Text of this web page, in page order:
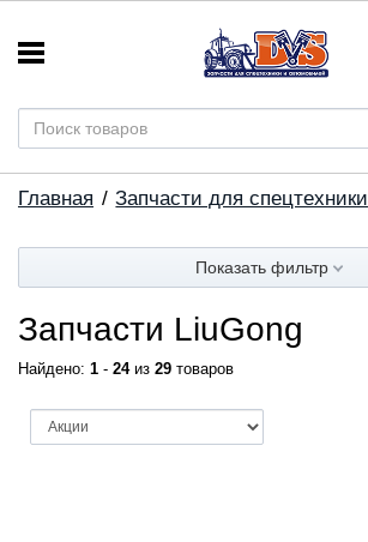
Главная Запчасти для спецтехники
Показать фильтр
Запчасти LiuGong
Найдено: 1 - 24из 29 товаров